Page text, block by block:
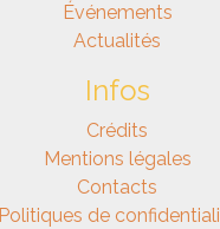
Événements
Actualités
Infos
Crédits
Mentions légales
Contacts
Politiques de